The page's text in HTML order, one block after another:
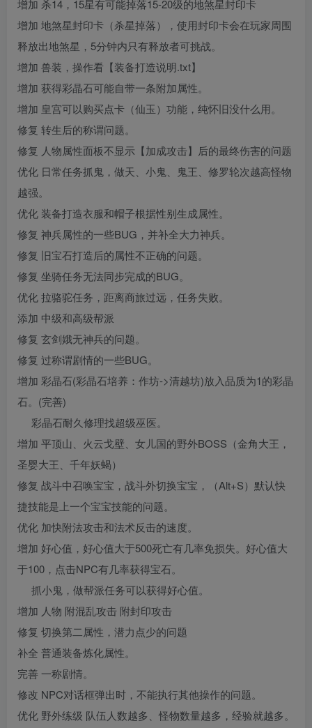
增加 杀14，15星有可能掉落15-20级的地煞星封印卡
增加 地煞星封印卡（杀星掉落），使用封印卡会在玩家周围
释放出地煞星，5分钟内只有释放者可挑战。
增加 兽装，操作看【装备打造说明.txt】
增加 获得彩晶石可能自带一条附加属性。
增加 皇宫可以购买点卡（仙玉）功能，纯怀旧没什么用。
修复 转生后的称谓问题。
修复 人物属性面板不显示【加成攻击】后的最终伤害的问题
优化 日常任务抓鬼，做天、小鬼、鬼王、修罗轮次越高怪物
越强。
优化 装备打造衣服和帽子根据性别生成属性。
修复 神兵属性的一些BUG，并补全大力神兵。
修复 旧宝石打造后的属性不正确的问题。
修复 坐骑任务无法同步完成的BUG。
优化 拉骆驼任务，距离商旅过远，任务失败。
添加 中级和高级帮派
修复 玄剑娥无神兵的问题。
修复 过称谓剧情的一些BUG。
增加 彩晶石(彩晶石培养：作坊->清越坊)放入品质为1的彩晶
石。(完善)
彩晶石耐久修理找超级巫医。
增加 平顶山、火云戈壁、女儿国的野外BOSS（金角大王，
圣婴大王、千年妖蝎）
修复 战斗中召唤宝宝，战斗外切换宝宝，（Alt+S）默认快
捷技能是上一个宝宝技能的问题。
优化 加快附法攻击和法术反击的速度。
增加 好心值，好心值大于500死亡有几率免损失。好心值大
于100，点击NPC有几率获得宝石。
抓小鬼，做帮派任务可以获得好心值。
增加 人物 附混乱攻击 附封印攻击
修复 切换第二属性，潜力点少的问题
补全 普通装备炼化属性。
完善 一称剧情。
修改 NPC对话框弹出时，不能执行其他操作的问题。
优化 野外练级 队伍人数越多、怪物数量越多，经验就越多。